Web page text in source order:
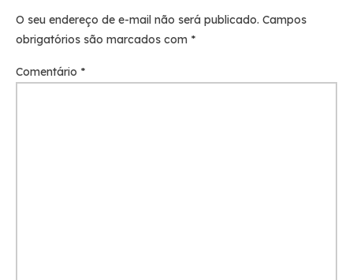
O seu endereço de e-mail não será publicado. Campos
obrigatórios são marcados com *
Comentário *